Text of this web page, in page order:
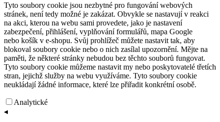
Tyto soubory cookie jsou nezbytné pro fungování webových
stránek, není tedy možné je zakázat. Obvykle se nastavují v reakci
na akci, kterou na webu sami provedete, jako je nastavení
zabezpečení, přihlášení, vyplňování formulářů, mapa Google
nebo košík v e-shopu. Svůj prohlížeč můžete nastavit tak, aby
blokoval soubory cookie nebo o nich zasílal upozornění. Mějte na
paměti, že některé stránky nebudou bez těchto souborů fungovat.
Tyto soubory cookie můžeme nastavit my nebo poskytovatelé třetích
stran, jejichž služby na webu využíváme. Tyto soubory cookie
neukládají žádné informace, které lze přiřadit konkrétní osobě.
Analytické
◂